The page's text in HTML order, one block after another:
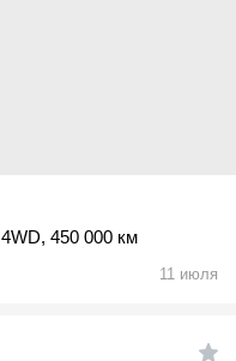
4WD, 450 000 км
11 июля